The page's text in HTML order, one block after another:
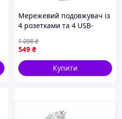
Мережевий подовжувач із
4 розетками та 4 USB-
кольору HP-5-38M
549 ₴
1 098₴
Купити